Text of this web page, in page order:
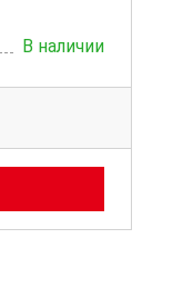
В наличии